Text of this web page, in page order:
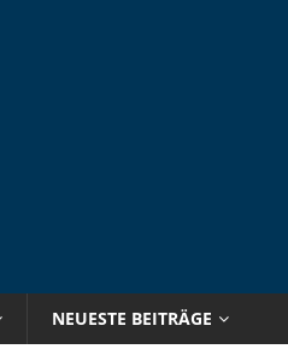
NEUESTE BEITRÄGE